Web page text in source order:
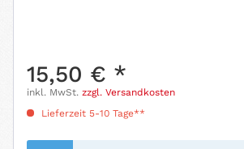
15,50 € *
inkl. MwSt. zzgl. Versandkosten
Lieferzeit 5-10 Tage**